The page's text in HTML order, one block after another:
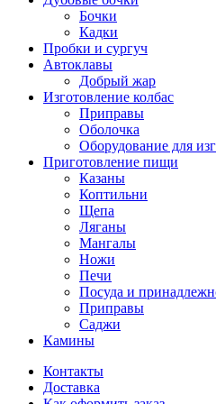
Бочки
Кадки
Пробки и сургуч
Автоклавы
Добрый жар
Изготовление колбас
Приправы
Оболочка
Оборудование для
Приготовление пищи
Казаны
Коптильни
Щепа
Ляганы
Мангалы
Ножи
Печи
Посуда и
Приправы
Саджи
Камины
Контакты
Доставка